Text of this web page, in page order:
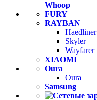
Whoop
FURY
RAYBAN
Haedliner
Skyler
Wayfarer
XIAOMI
Oura
Oura
Samsung